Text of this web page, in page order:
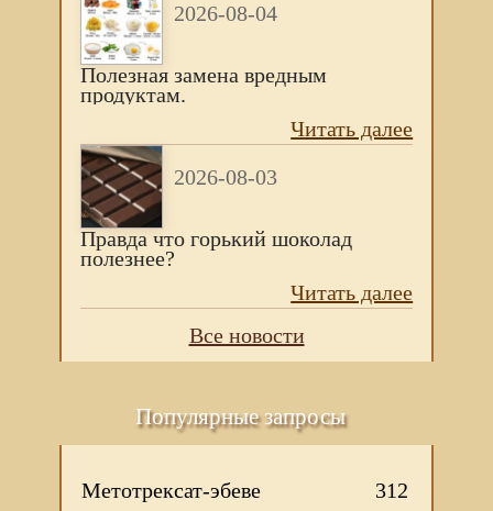
2026-08-04
Полезная замена вредным
продуктам.
Читать далее
2026-08-03
Правда что горький шоколад
полезнее?
Читать далее
Все новости
Популярные запросы
Метотрексат-эбеве
312